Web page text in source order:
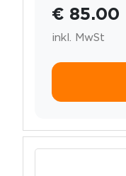
€ 85.00
inkl. MwSt